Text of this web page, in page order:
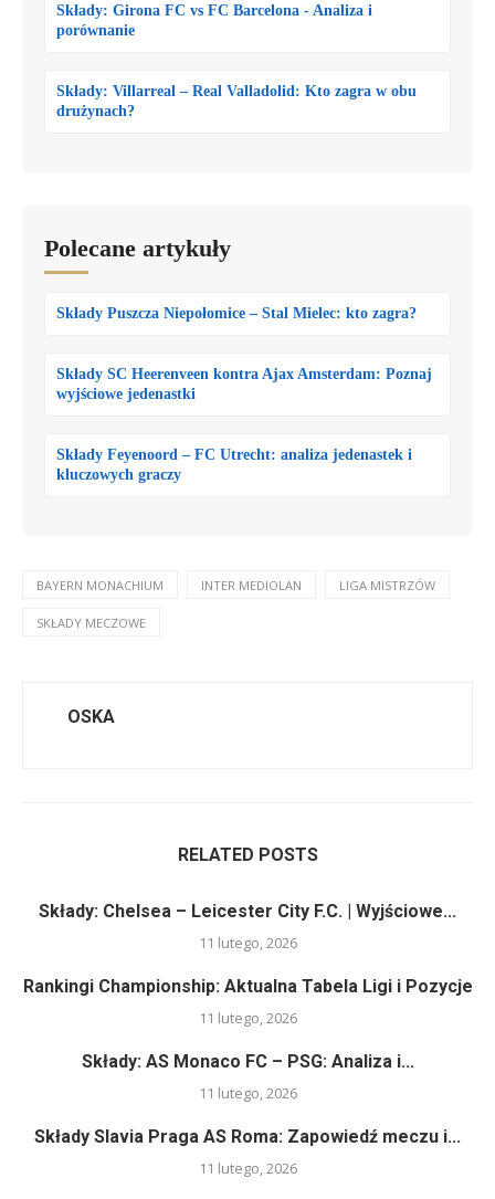
Składy: Girona FC vs FC Barcelona - Analiza i
porównanie
Składy: Villarreal – Real Valladolid: Kto zagra w obu
drużynach?
Polecane artykuły
Składy Puszcza Niepołomice – Stal Mielec: kto zagra?
Składy SC Heerenveen kontra Ajax Amsterdam: Poznaj
wyjściowe jedenastki
Składy Feyenoord – FC Utrecht: analiza jedenastek i
kluczowych graczy
BAYERN MONACHIUM INTER MEDIOLAN LIGA MISTRZÓW
SKŁADY MECZOWE
OSKA
RELATED POSTS
Składy: Chelsea – Leicester City F.C. | Wyjściowe...
11 lutego, 2026
Rankingi Championship: Aktualna Tabela Ligi i Pozycje
11 lutego, 2026
Składy: AS Monaco FC – PSG: Analiza i...
11 lutego, 2026
Składy Slavia Praga AS Roma: Zapowiedź meczu i...
11 lutego, 2026